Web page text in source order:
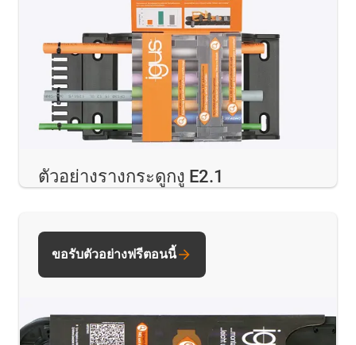
ตัวอย่างรางกระดูกงู E2.1
ขอรับตัวอย่างฟรีตอนนี้